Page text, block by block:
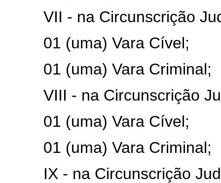
VII - na Circunscrição
01 (uma) Vara Cível;
01 (uma) Vara Criminal;
VIII - na Circunscrição
01 (uma) Vara Cível;
01 (uma) Vara Criminal;
IX - na Circunscrição